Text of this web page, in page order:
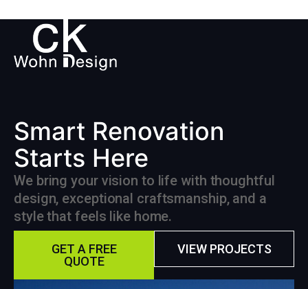
Smart Renovation
Starts Here
We bring your vision to life with thoughtful
design, exceptional craftsmanship, and a
style that feels like home.
GET A FREE
QUOTE
VIEW PROJECTS